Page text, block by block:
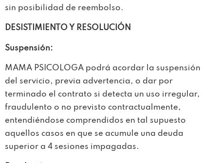
sin posibilidad de reembolso.
DESISTIMIENTO Y RESOLUCIÓN
Suspensión:
MAMA PSICOLOGA podrá acordar la suspensión
del servicio, previa advertencia, o dar por
terminado el contrato si detecta un uso irregular,
fraudulento o no previsto contractualmente,
entendiéndose comprendidos en tal supuesto
aquellos casos en que se acumule una deuda
superior a 4 sesiones impagadas.